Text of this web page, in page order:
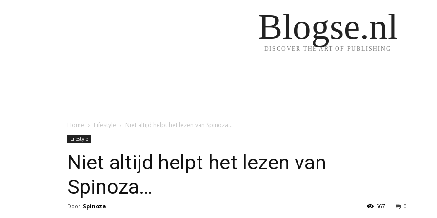
Blogse.nl
DISCOVER THE ART OF PUBLISHING
Home Lifestyle Niet altijd helpt het lezen van Spinoza…
Lifestyle
Niet altijd helpt het lezen van
Spinoza…
Door Spinoza - 0
667